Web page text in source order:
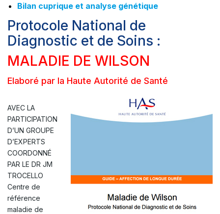
Bilan cuprique et analyse génétique
Protocole National de
Diagnostic et de Soins :
MALADIE DE WILSON
Elaboré par la Haute Autorité de Santé
AVEC LA
PARTICIPATION
D’UN GROUPE
D’EXPERTS
COORDONNÉ
PAR LE DR JM
TROCELLO
Centre de
référence
maladie de